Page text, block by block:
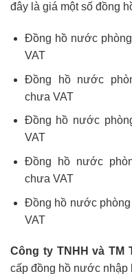
đây là giá một số đồng
Đồng hồ nước
VAT
Đồng hồ nước
chưa VAT
Đồng hồ nước
VAT
Đồng hồ nước
chưa VAT
Đồng hồ nước phòng
VAT
Công ty TNHH và
cấp đồng hồ nước nhập